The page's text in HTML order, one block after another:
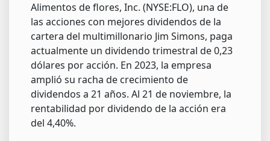
Alimentos de flores, Inc. (NYSE:FLO), una de
las acciones con mejores dividendos de la
cartera del multimillonario Jim Simons, paga
actualmente un dividendo trimestral de 0,23
dólares por acción. En 2023, la empresa
amplió su racha de crecimiento de
dividendos a 21 años. Al 21 de noviembre, la
rentabilidad por dividendo de la acción era
del 4,40%.